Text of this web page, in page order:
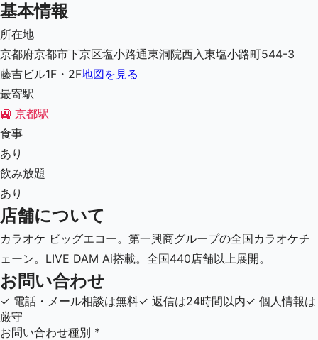
基本情報
所在地
京都府京都市下京区塩小路通東洞院西入東塩小路町544-3
藤吉ビル1F・2F地図を見る
最寄駅
🚉 京都駅
食事
あり
飲み放題
あり
店舗について
カラオケ ビッグエコー。第一興商グループの全国カラオケチ
ェーン。LIVE DAM Ai搭載。全国440店舗以上展開。
お問い合わせ
✓ 電話・メール相談は無料✓ 返信は24時間以内✓ 個人情報は
厳守
お問い合わせ種別 *